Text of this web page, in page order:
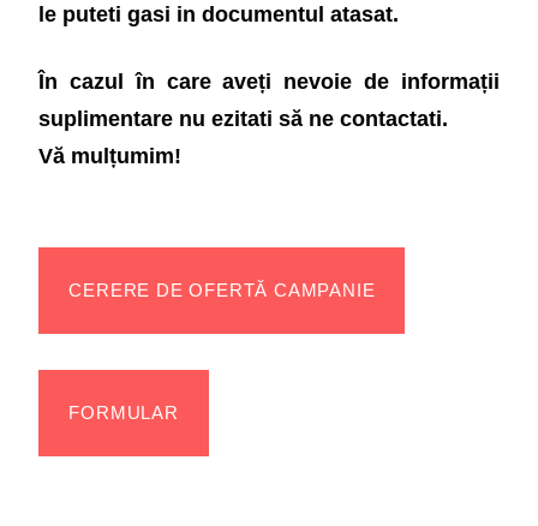
le puteti gasi in documentul atasat.
În cazul în care aveți nevoie de informații
suplimentare nu ezitati să ne contactati.
Vă mulțumim!
CERERE DE OFERTĂ CAMPANIE
FORMULAR